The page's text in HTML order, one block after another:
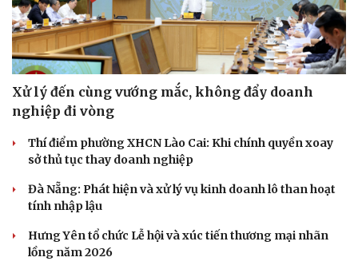
Xử lý đến cùng vướng mắc, không đẩy doanh
nghiệp đi vòng
Thí điểm phường XHCN Lào Cai: Khi chính quyền xoay
sở thủ tục thay doanh nghiệp
Đà Nẵng: Phát hiện và xử lý vụ kinh doanh lô than hoạt
tính nhập lậu
Hưng Yên tổ chức Lễ hội và xúc tiến thương mại nhãn
lồng năm 2026